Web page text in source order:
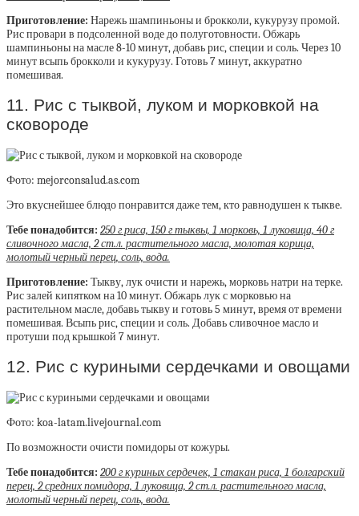
Приготовление: Нарежь шампиньоны и брокколи, кукурузу промой.
Рис провари в подсоленной воде до полуготовности. Обжарь
шампиньоны на масле 8-10 минут, добавь рис, специи и соль. Через 10
минут всыпь брокколи и кукурузу. Готовь 7 минут, аккуратно
помешивая.
11. Рис с тыквой, луком и морковкой на
сковороде
Фото: mejorconsalud.as.com
Это вкуснейшее блюдо понравится даже тем, кто равнодушен к тыкве.
Тебе понадобится: 250 г риса, 150 г тыквы, 1 морковь, 1 луковица, 40 г
сливочного масла, 2 ст.л. растительного масла, молотая корица,
молотый черный перец, соль, вода.
Приготовление: Тыкву, лук очисти и нарежь, морковь натри на терке.
Рис залей кипятком на 10 минут. Обжарь лук с морковью на
растительном масле, добавь тыкву и готовь 5 минут, время от времени
помешивая. Всыпь рис, специи и соль. Добавь сливочное масло и
протуши под крышкой 7 минут.
12. Рис с куриными сердечками и овощами
Фото: koa-latam.livejournal.com
По возможности очисти помидоры от кожуры.
Тебе понадобится: 200 г куриных сердечек, 1 стакан риса, 1 болгарский
перец, 2 средних помидора, 1 луковица, 2 ст.л. растительного масла,
молотый черный перец, соль, вода.